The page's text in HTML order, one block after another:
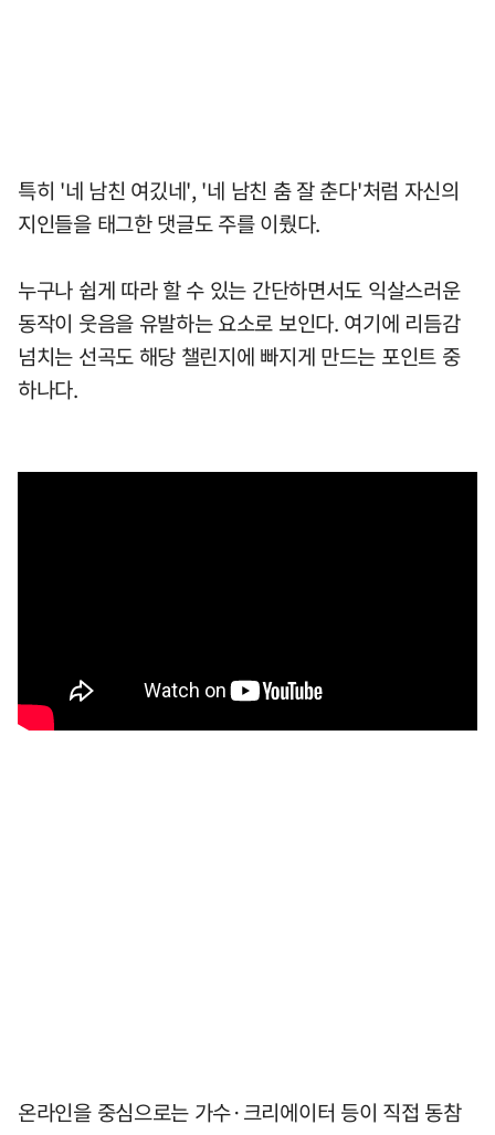
특히 '네 남친 여깄네', '네 남친 춤 잘 춘다'처럼 자신의
지인들을 태그한 댓글도 주를 이뤘다.
누구나 쉽게 따라 할 수 있는 간단하면서도 익살스러운
동작이 웃음을 유발하는 요소로 보인다. 여기에 리듬감
넘치는 선곡도 해당 챌린지에 빠지게 만드는 포인트 중
하나다.
온라인을 중심으로는 가수·크리에이터 등이 직접 동참